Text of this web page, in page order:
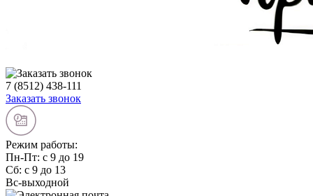
7 (8512) 438-111
Заказать звонок
Режим работы:
Пн-Пт: с 9 до 19
Сб: с 9 до 13
Вс-выходной